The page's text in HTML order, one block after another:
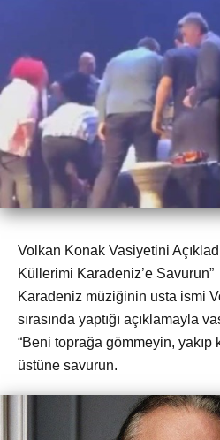
Volkan Konak Vasiyetini
Küllerimi Karadeniz’e Savurun”
Karadeniz müziğinin usta ismi
sırasında yaptığı açıklamayla
“Beni toprağa gömmeyin, yakıp
üstüne savurun.